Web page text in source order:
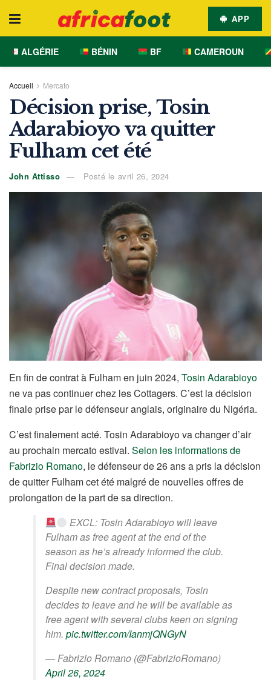
APP
ALGÉRIE BÉNIN BF CAMEROUN
Accueil Mercato
Décision prise, Tosin
Adarabioyo va quitter
Fulham cet été
John Attisso Posté le avril 26, 2024
En fin de contrat à Fulham en juin 2024, Tosin Adarabioyo
ne va pas continuer chez les Cottagers. C’est la décision
finale prise par le défenseur anglais, originaire du Nigéria.
C’est finalement acté. Tosin Adarabioyo va changer d’air
au prochain mercato estival. Selon les informations de
Fabrizio Romano, le défenseur de 26 ans a pris la décision
de quitter Fulham cet été malgré de nouvelles offres de
prolongation de la part de sa direction.
EXCL: Tosin Adarabioyo will leave
Fulham as free agent at the end of the
season as he’s already informed the club.
Final decision made.
Despite new contract proposals, Tosin
decides to leave and he will be available as
free agent with several clubs keen on signing
him. pic.twitter.com/IanmjQNGyN
— Fabrizio Romano (@FabrizioRomano)
April 26, 2024